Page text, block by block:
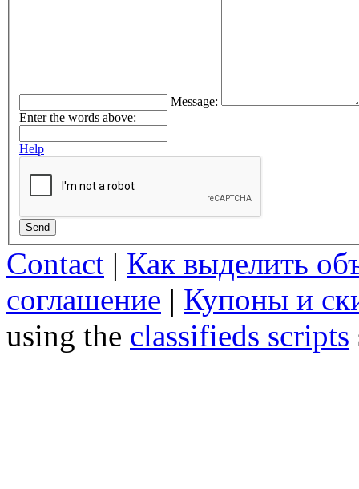
Message:
Enter the words above:
Help
Send
Contact | Как выделить
соглашение | Купоны и
using the classifieds scripts